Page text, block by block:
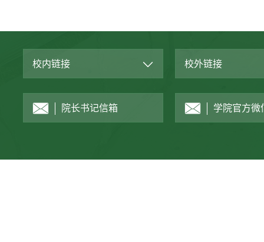
校内链接 校外链接
院长书记信箱 学院官方微